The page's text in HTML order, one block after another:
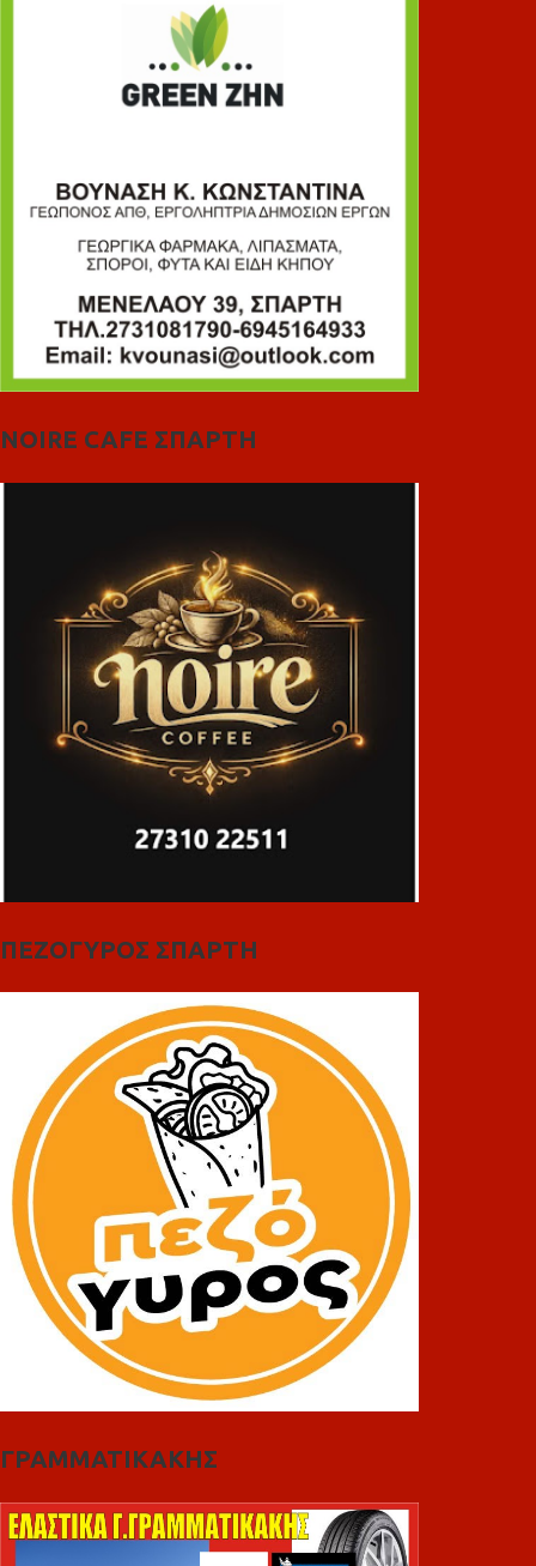
NOIRE CAFE ΣΠΑΡΤΗ
ΠΕΖΟΓΥΡΟΣ ΣΠΑΡΤΗ
ΓΡΑΜΜΑΤΙΚΑΚΗΣ